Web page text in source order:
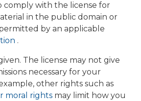
comply with the license for
in the public domain or
by an applicable
.
The license may not give
necessary for your
other rights such as
moral rights may limit how you